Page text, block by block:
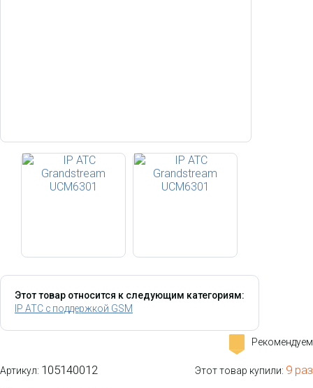
Этот товар относится к следующим категориям:
IP АТС с поддержкой GSM
Рекомендуем
Артикул: 105140012
Этот товар купили: 9 раз